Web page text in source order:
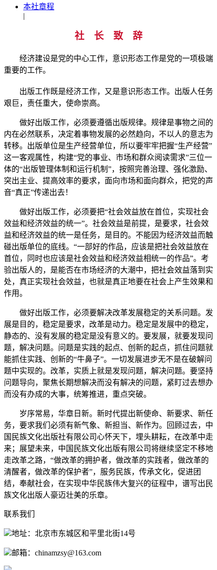
本社章程
|
社 长 致 辞
经济建设是党的中心工作，意识形态工作是党的一项极端
重要的工作。
出版工作既是经济工作，又是意识形态工作。出版人任务
艰巨，责任重大，使命崇高。
做好出版工作，必须要遵循出版规律。规律是事物之间的
内在必然联系，决定着事物发展的必然趋向，不以人的意志为
转移。出版单位是生产经营单位，所以要牢牢把握“生产经营”
这一客观属性，构建“党的事业、市场和群众阅读需求”三位一
体的“出版管理体制和运行机制”，按照完善治理、强化激励、
突出主业、提高效率的要求，面向市场和面向群众，把党的声
音“真正”传递出去！
做好出版工作，必须要把“社会效益放在首位，实现社会
效益和经济效益的统一”。社会效益是前提，是要求，社会效
益和经济效益的统一是任务，是目的。不能因为经济效益而触
碰出版单位的底线。“一部好的作品，应该是把社会效益放在
首位，同时也应该是社会效益和经济效益相统一的作品”。考
验出版人的，是能否在市场经济的大潮中，把社会效益落到实
处，真正实现社会效益，也就是真正地要在社会上产生效果和
作用。
做好出版工作，必须要解决改革发展稳定的关系问题。发
展是目的，稳定是要求，改革是动力。稳定是发展中的稳定，
静态的、没有发展的稳定是没有意义的。要发展，就要发现问
题，解决问题。问题是实践的起点、创新的起点，抓住问题就
能抓住实践、创新的“牛鼻子”。一切发展进步无不是在破解问
题中实现的。改革，实质上就是发现问题，解决问题。要坚持
问题导向，聚焦长期想解决而没有解决的问题，紧盯过去想办
而没有办成的大事，统筹推进，重点突破。
岁序常易，华章日新。新时代提出新使命、新要求、新任
务，要求我们必须有新气象、新担当、新作为。回顾过去，中
国民族文化出版社有限公司心怀天下，埋头耕耘，在改革中走
来；展望未来，中国民族文化出版有限公司将继续坚定不移地
走改革之路，“做改革的拥护者，做改革的实践者，做改革的
清醒者，做改革的保护者”，服务民族，传承文化，促进团
结，奉献社会，在实现中华民族伟大复兴的征程中，谱写出民
族文化出版人豪迈壮美的乐章。
联系我们
地址：北京市东城区和平里北街14号
邮箱：chinamzsy@163.com